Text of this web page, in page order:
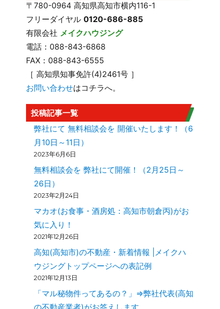
〒780-0964 高知県高知市横内116-1
フリーダイヤル0120-686-885
有限会社 メイクハウジング
電話：088-843-6868
FAX：088-843-6555
［ 高知県知事免許(4)2461号 ］
お問い合わせはコチラへ。
投稿記事一覧
弊社にて 無料相談会を 開催いたします！（6
月10日～11日）
2023年6月6日
無料相談会を 弊社にて開催！（2月25日～
26日）
2023年2月24日
マカオ(お食事・酒房処：高知市朝倉丙)がお
気に入り！
2021年12月26日
高知(高知市)の不動産・新着情報 |メイクハ
ウジングトップページへの表記例
2021年12月13日
「マル秘物件ってあるの？」⇒弊社代表(高知